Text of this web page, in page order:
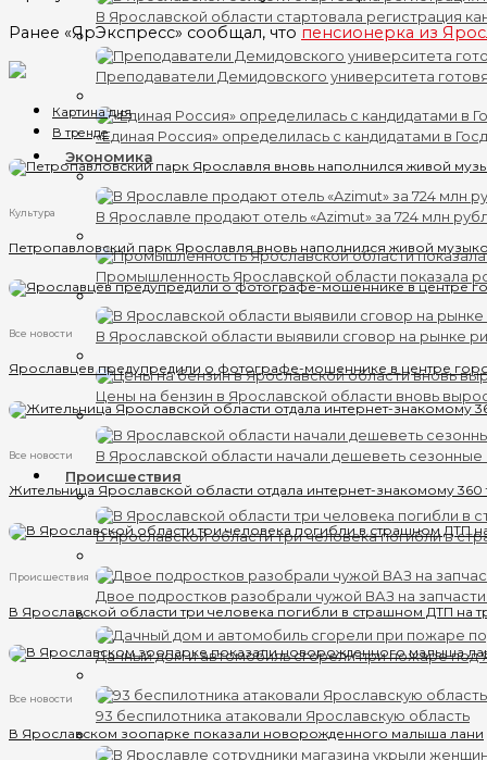
В Ярославской области стартовала регистрация
Преподаватели Демидовского университета
«Единая Россия» определилась с кандидатами в
Экономика
В Ярославле продают отель «Azimut» за 724 млн
Промышленность Ярославской области показала
В Ярославской области выявили сговор на рынке
Цены на бензин в Ярославской области вновь
В Ярославской области начали дешеветь
Происшествия
В Ярославской области три человека погибли в
Двое подростков разобрали чужой ВАЗ на
Дачный дом и автомобиль сгорели при пожаре под
93 беспилотника атаковали Ярославскую область
Ранее «ЯрЭкспресс» сообщал, что пенсионерка из
Картина дня
В тренде
Культура
Петропавловский парк Ярославля вновь наполнился живой
Все новости
Ярославцев предупредили о фотографе-мошеннике в центре
Все новости
Жительница Ярославской области отдала интернет-знакомому 360
Происшествия
В Ярославской области три человека погибли в страшном ДТП на
Все новости
В Ярославском зоопарке показали новорожденного малыша лани